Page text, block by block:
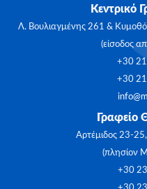
Κεντρικό
Λ. Βουλιαγμένης 261 &
(είσοδος
+30
+30
Γραφείο
Αρτέμιδος 23-
(πλησίον
+30